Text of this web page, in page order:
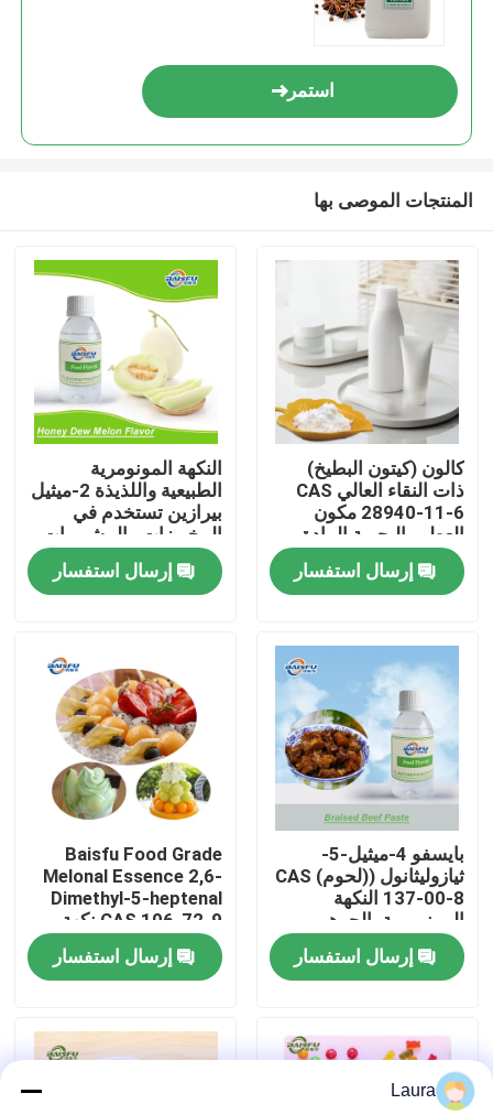
المنزل
المنتجات
برنامج VR
حولنا
جولة في المصنع
مراقبة الجودة
اتصل بنا
أخبار
نكهات الجوهر الغذائي
استمر
المنتجات الموصى بها
كالون (كيتون البطيخ)
ذات النقاء العالي CAS
28940-11-6 مكون
العطور البحرية المادة
المائية الاصطناعية
إرسال استفسار
النكهة المونومرية
الطبيعية واللذيذة 2-ميثيل
بيرازين تستخدم في
المخبوزات والمشروبات
الباردة والتبغ
إرسال استفسار
بايسفو 4-ميثيل-5-
ثيازوليثانول ((لحوم) CAS
137-00-8 النكهة
المونومرية، الجوهر
المضاف
إرسال استفسار
Baisfu Food Grade
Melonal Essence 2,6-
Dimethyl-5-heptenal
CAS 106-72-9 نكهة
البطيخ الطازجة
للمشروبات والعطور
اليومية
إرسال استفسار
Laura